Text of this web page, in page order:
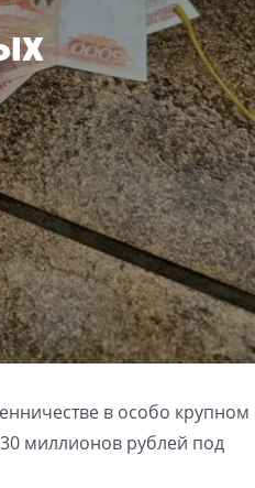
в особо крупном
миллионов рублей под